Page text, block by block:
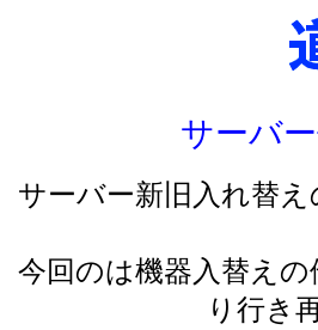
サーバ
サーバー新旧入れ替
今回のは機器入替え
り行き